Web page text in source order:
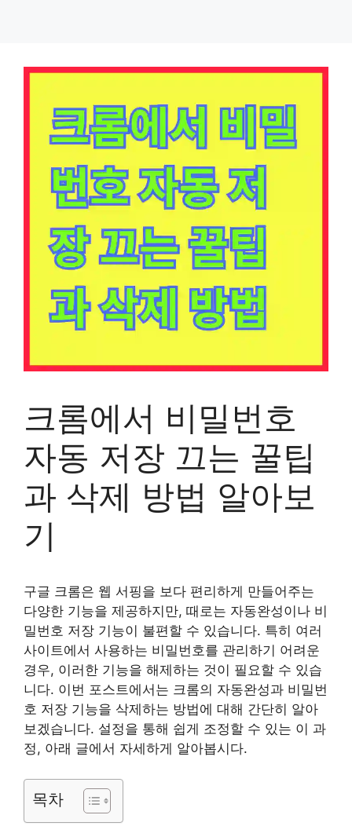
크롬에서 비밀번호
자동 저장 끄는 꿀팁
과 삭제 방법 알아보
기
구글 크롬은 웹 서핑을 보다 편리하게 만들어주는
다양한 기능을 제공하지만, 때로는 자동완성이나 비
밀번호 저장 기능이 불편할 수 있습니다. 특히 여러
사이트에서 사용하는 비밀번호를 관리하기 어려운
경우, 이러한 기능을 해제하는 것이 필요할 수 있습
니다. 이번 포스트에서는 크롬의 자동완성과 비밀번
호 저장 기능을 삭제하는 방법에 대해 간단히 알아
보겠습니다. 설정을 통해 쉽게 조정할 수 있는 이 과
정, 아래 글에서 자세하게 알아봅시다.
목차